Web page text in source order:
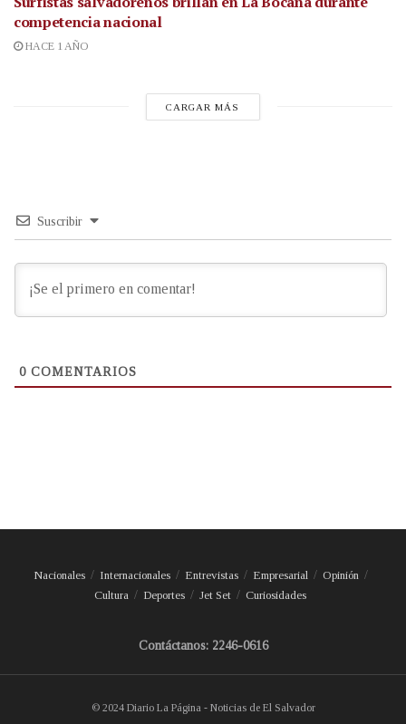
competencia nacional
HACE 1 AÑO
CARGAR MÁS
Suscribir
0 COMENTARIOS
Nacionales Internacionales Entrevistas Empresarial
Opinión
Cultura
Deportes Jet Set Curiosidades
Contáctanos: 2246-0616
© 2024 Diario La Página - Noticias de El Salvador